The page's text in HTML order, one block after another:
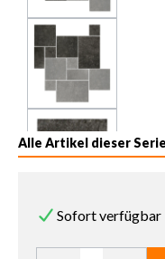
Alle Artikel dieser
Sofort verfügbar
Produkt Anzahl: Gib